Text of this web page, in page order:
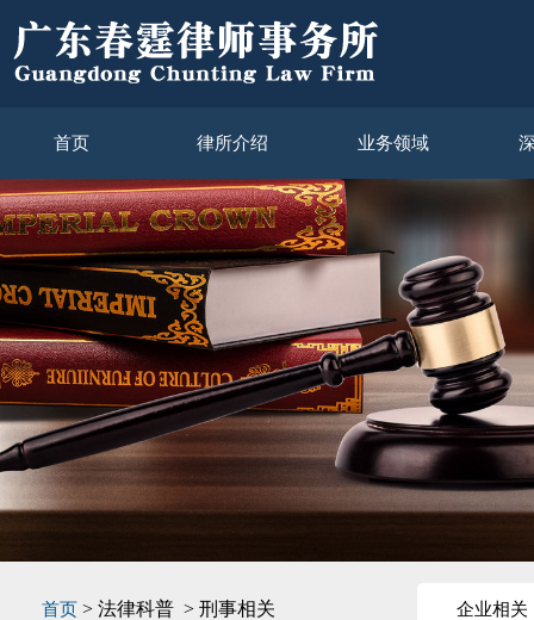
首页 律所介绍 业务领域
首页 > 法律科普 > 刑事相关 企业相关